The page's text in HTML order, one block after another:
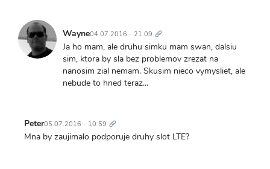
Wayne04.07.2016 - 21:09 odkaz
Ja ho mam, ale druhu simku mam swan, dalsiu
sim, ktora by sla bez problemov zrezat na
nanosim zial nemam. Skusim nieco vymysliet, ale
nebude to hned teraz...
Peter05.07.2016 - 10:59 odkaz
Mna by zaujimalo podporuje druhy slot LTE?